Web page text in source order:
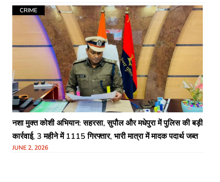
CRIME
नशा मुक्त कोशी अभियान: सहरसा, सुपौल और मधेपुरा में पुलिस की बड़ी
कार्रवाई, 3 महीने में 1115 गिरफ्तार, भारी मात्रा में मादक पदार्थ जब्त
JUNE 2, 2026